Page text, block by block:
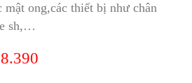
ong,các thiết bị như chân
sh,…